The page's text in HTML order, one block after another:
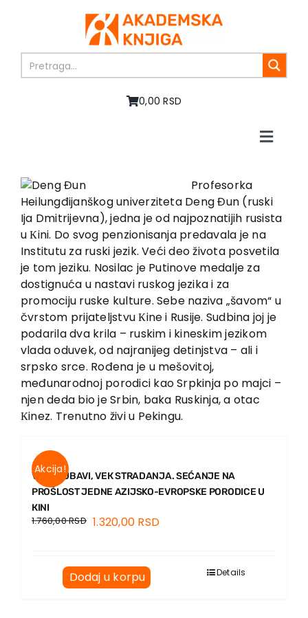
0,00 RSD
Toggle
O nama
Knjige
U pripremi
Akcija
Autori
Vesti
EU PROJEKTI
Kontakt
Profesorka
Heilungđijanškog univerziteta Deng Đun (ruski
Ija Dmitrijevna), jedna je od najpoznatijih rusista
u Кini. Do svog penzionisanja predavala je na
Institutu za ruski jezik. Veći deo života posvetila
je tom jeziku. Nosilac je Putinove medalje za
dostignuća u nastavi ruskog jezika i za
promociju ruske kulture. Sebe naziva „šavom“ u
čvrstom prijateljstvu Кine i Rusije. Sudbina joj je
podarila dva krila – ruskim i kineskim jezikom
vlada oduvek, od najranijeg detinjstva – ali i
srpsko srce. Rođena je u mešovitoj,
međunarodnoj porodici kao Srpkinja po majci –
njen deda bio je Srbin, baka Ruskinja, a otac
Кinez. Trenutno živi u Pekingu.
Akcija!
VEК LJUBAVI, VEК STRADANJA. SEĆANJE NA
PROŠLOST JEDNE AZIJSKO-EVROPSKE PORODICE U
КINI
1.760,00RSD 1.320,00 RSD
Dodaj u korpu Details